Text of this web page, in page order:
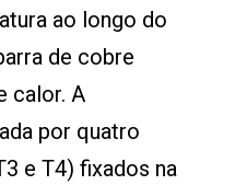
ao longo do
de cobre
calor. A
por quatro
e T4) fixados na